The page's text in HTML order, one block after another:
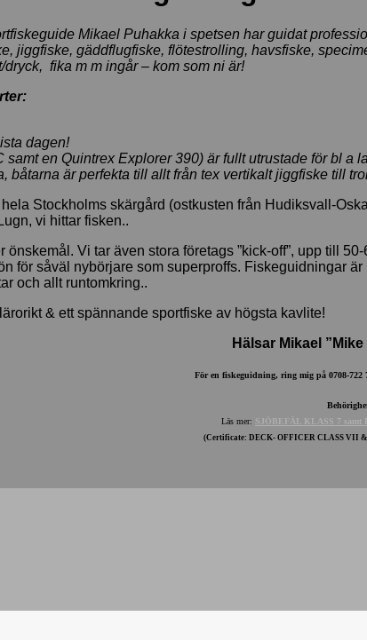
Mikael Puhakka i spetsen har guidat
jiggfiske, gäddflugfiske, flötestrolling, havsfiske,
fika m m ingår – kom som ni är!
dagen!
en Quintrex Explorer 390) är fullt utrustade för bl a
båtarna är perfekta till allt från tex vertikalt jiggfiske till
Stockholms skärgård (ostkusten från Hudiksvall-
vi hittar fisken..
önskemål. Vi tar även stora företags ”kick-off”, upp till
för såväl nybörjare som superproffs. Fiskeguidningar
och allt runtomkring..
& ett spännande sportfiske av högsta kavlite!
Hälsar Mikael
För en fiskeguidning, ring mig på 0708-722
Läs mer: SJÖBEFÄL KLASS 7 samt
(Certificate: DECK- OFFICER CLASS VII